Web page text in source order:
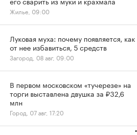
Жилье, 09:00
Луковая муха: почему появляется, как
от нее избавиться, 5 средств
Загород, 08 авг, 09:00
В первом московском «тучерезе» на
торги выставлена двушка за ₽32,6
млн
Город, 07 авг, 17:20